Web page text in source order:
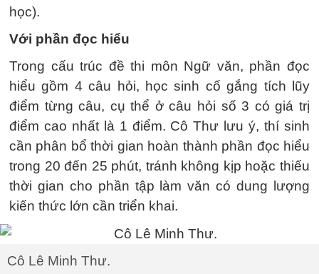
học).
Với phần đọc hiểu
Trong cấu trúc đề thi môn Ngữ văn, phần đọc
hiểu gồm 4 câu hỏi, học sinh cố gắng tích lũy
điểm từng câu, cụ thể ở câu hỏi số 3 có giá trị
điểm cao nhất là 1 điểm. Cô Thư lưu ý, thí sinh
cần phân bổ thời gian hoàn thành phần đọc hiểu
trong 20 đến 25 phút, tránh không kịp hoặc thiếu
thời gian cho phần tập làm văn có dung lượng
kiến thức lớn cần triển khai.
Cô Lê Minh Thư.